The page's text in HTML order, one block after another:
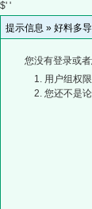
$' '
提示信息 » 好料多
您没有登录或
用户组权
您还不是